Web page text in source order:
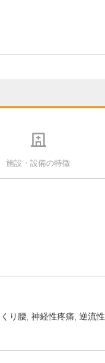
施設・設備の特徴
り腰 神経性疼痛 逆流性